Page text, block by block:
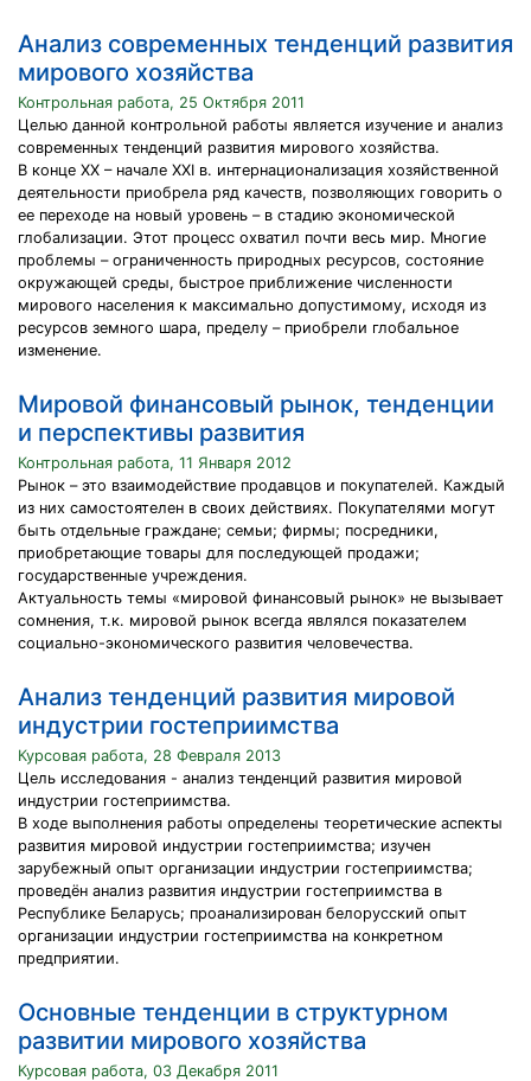
Анализ современных тенденций развития
мирового хозяйства
Контрольная работа, 25 Октября 2011
Целью данной контрольной работы является изучение и анализ
современных тенденций развития мирового хозяйства.
В конце ХХ – начале ХХI в. интернационализация хозяйственной
деятельности приобрела ряд качеств, позволяющих говорить о
ее переходе на новый уровень – в стадию экономической
глобализации. Этот процесс охватил почти весь мир. Многие
проблемы – ограниченность природных ресурсов, состояние
окружающей среды, быстрое приближение численности
мирового населения к максимально допустимому, исходя из
ресурсов земного шара, пределу – приобрели глобальное
изменение.
Мировой финансовый рынок, тенденции
и перспективы развития
Контрольная работа, 11 Января 2012
Рынок – это взаимодействие продавцов и покупателей. Каждый
из них самостоятелен в своих действиях. Покупателями могут
быть отдельные граждане; семьи; фирмы; посредники,
приобретающие товары для последующей продажи;
государственные учреждения.
Актуальность темы «мировой финансовый рынок» не вызывает
сомнения, т.к. мировой рынок всегда являлся показателем
социально-экономического развития человечества.
Анализ тенденций развития мировой
индустрии гостеприимства
Курсовая работа, 28 Февраля 2013
Цель исследования - анализ тенденций развития мировой
индустрии гостеприимства.
В ходе выполнения работы определены теоретические аспекты
развития мировой индустрии гостеприимства; изучен
зарубежный опыт организации индустрии гостеприимства;
проведён анализ развития индустрии гостеприимства в
Республике Беларусь; проанализирован белорусский опыт
организации индустрии гостеприимства на конкретном
предприятии.
Основные тенденции в структурном
развитии мирового хозяйства
Курсовая работа, 03 Декабря 2011